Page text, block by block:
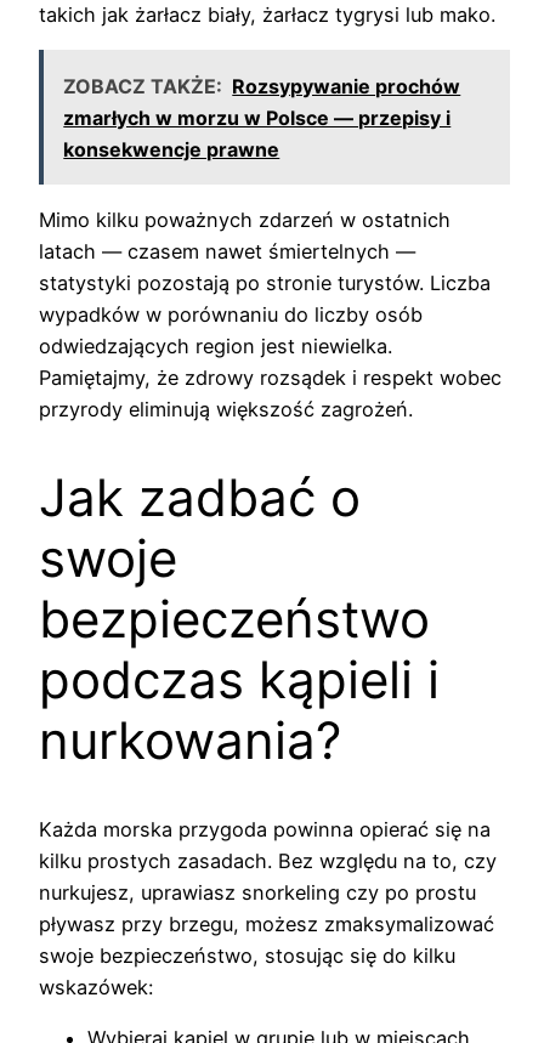
takich jak żarłacz biały, żarłacz tygrysi lub mako.
ZOBACZ TAKŻE: Rozsypywanie prochów
zmarłych w morzu w Polsce — przepisy i
konsekwencje prawne
Mimo kilku poważnych zdarzeń w ostatnich
latach — czasem nawet śmiertelnych —
statystyki pozostają po stronie turystów. Liczba
wypadków w porównaniu do liczby osób
odwiedzających region jest niewielka.
Pamiętajmy, że zdrowy rozsądek i respekt wobec
przyrody eliminują większość zagrożeń.
Jak zadbać o
swoje
bezpieczeństwo
podczas kąpieli i
nurkowania?
Każda morska przygoda powinna opierać się na
kilku prostych zasadach. Bez względu na to, czy
nurkujesz, uprawiasz snorkeling czy po prostu
pływasz przy brzegu, możesz zmaksymalizować
swoje bezpieczeństwo, stosując się do kilku
wskazówek: